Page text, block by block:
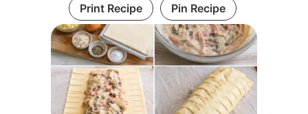
Print Recipe Pin Recipe